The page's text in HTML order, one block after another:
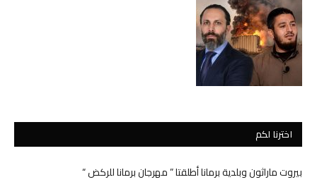
اخترنا لكم
بيروت ماراثون وبلدية برمانا أطلقتا ” مهرجان برمانا للركض “